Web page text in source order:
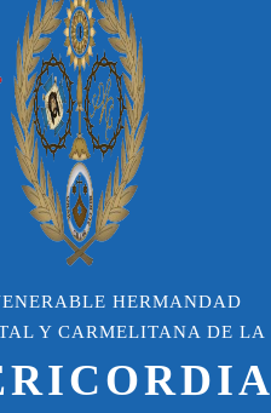
HERMANDAD
Y CARMELITANA DE LA